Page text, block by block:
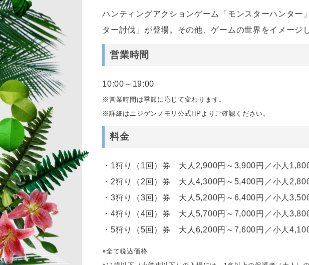
ハンティングアクションゲーム「モンスターハンター
ター討伐」が登場。その他、ゲームの世界をイメージ
営業時間
10:00～19:00
※営業時間は季節に応じて変わります。
※詳細はニジゲンノモリ公式HPよりご確認ください。
料金
・1狩り（1回）券 大人2,900円～3,900円／小人
・2狩り（2回）券 大人4,300円～5,400円／小人
・3狩り（3回）券 大人5,200円～6,400円／小人
・4狩り（4回）券 大人5,700円～7,000円／小人
・5狩り（5回）券 大人6,200円～7,600円／小人
※全て税込価格